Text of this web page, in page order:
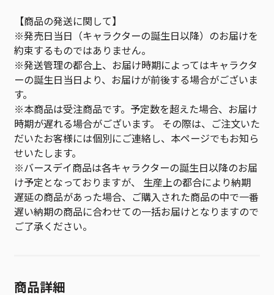
【商品の発送に関して】
※発売日当日（キャラクターの誕生日以降）のお届けを
約束するものではありません。
※発送管理の都合上、お届け時期によってはキャラクタ
ーの誕生日当日より、お届けが前後する場合がございま
す。
※本商品は受注商品です。予定数を超えた場合、お届け
時期が遅れる場合がございます。 その際は、ご注文いた
だいたお客様には個別にご連絡し、本ページでもお知ら
せいたします。
※バースデイ商品は各キャラクターの誕生日以降のお届
け予定となっておりますが、 生産上の都合により納期
遅延の商品があった場合、ご購入された商品の中で一番
遅い納期の商品に合わせての一括お届けとなりますので
ご了承ください。
商品詳細